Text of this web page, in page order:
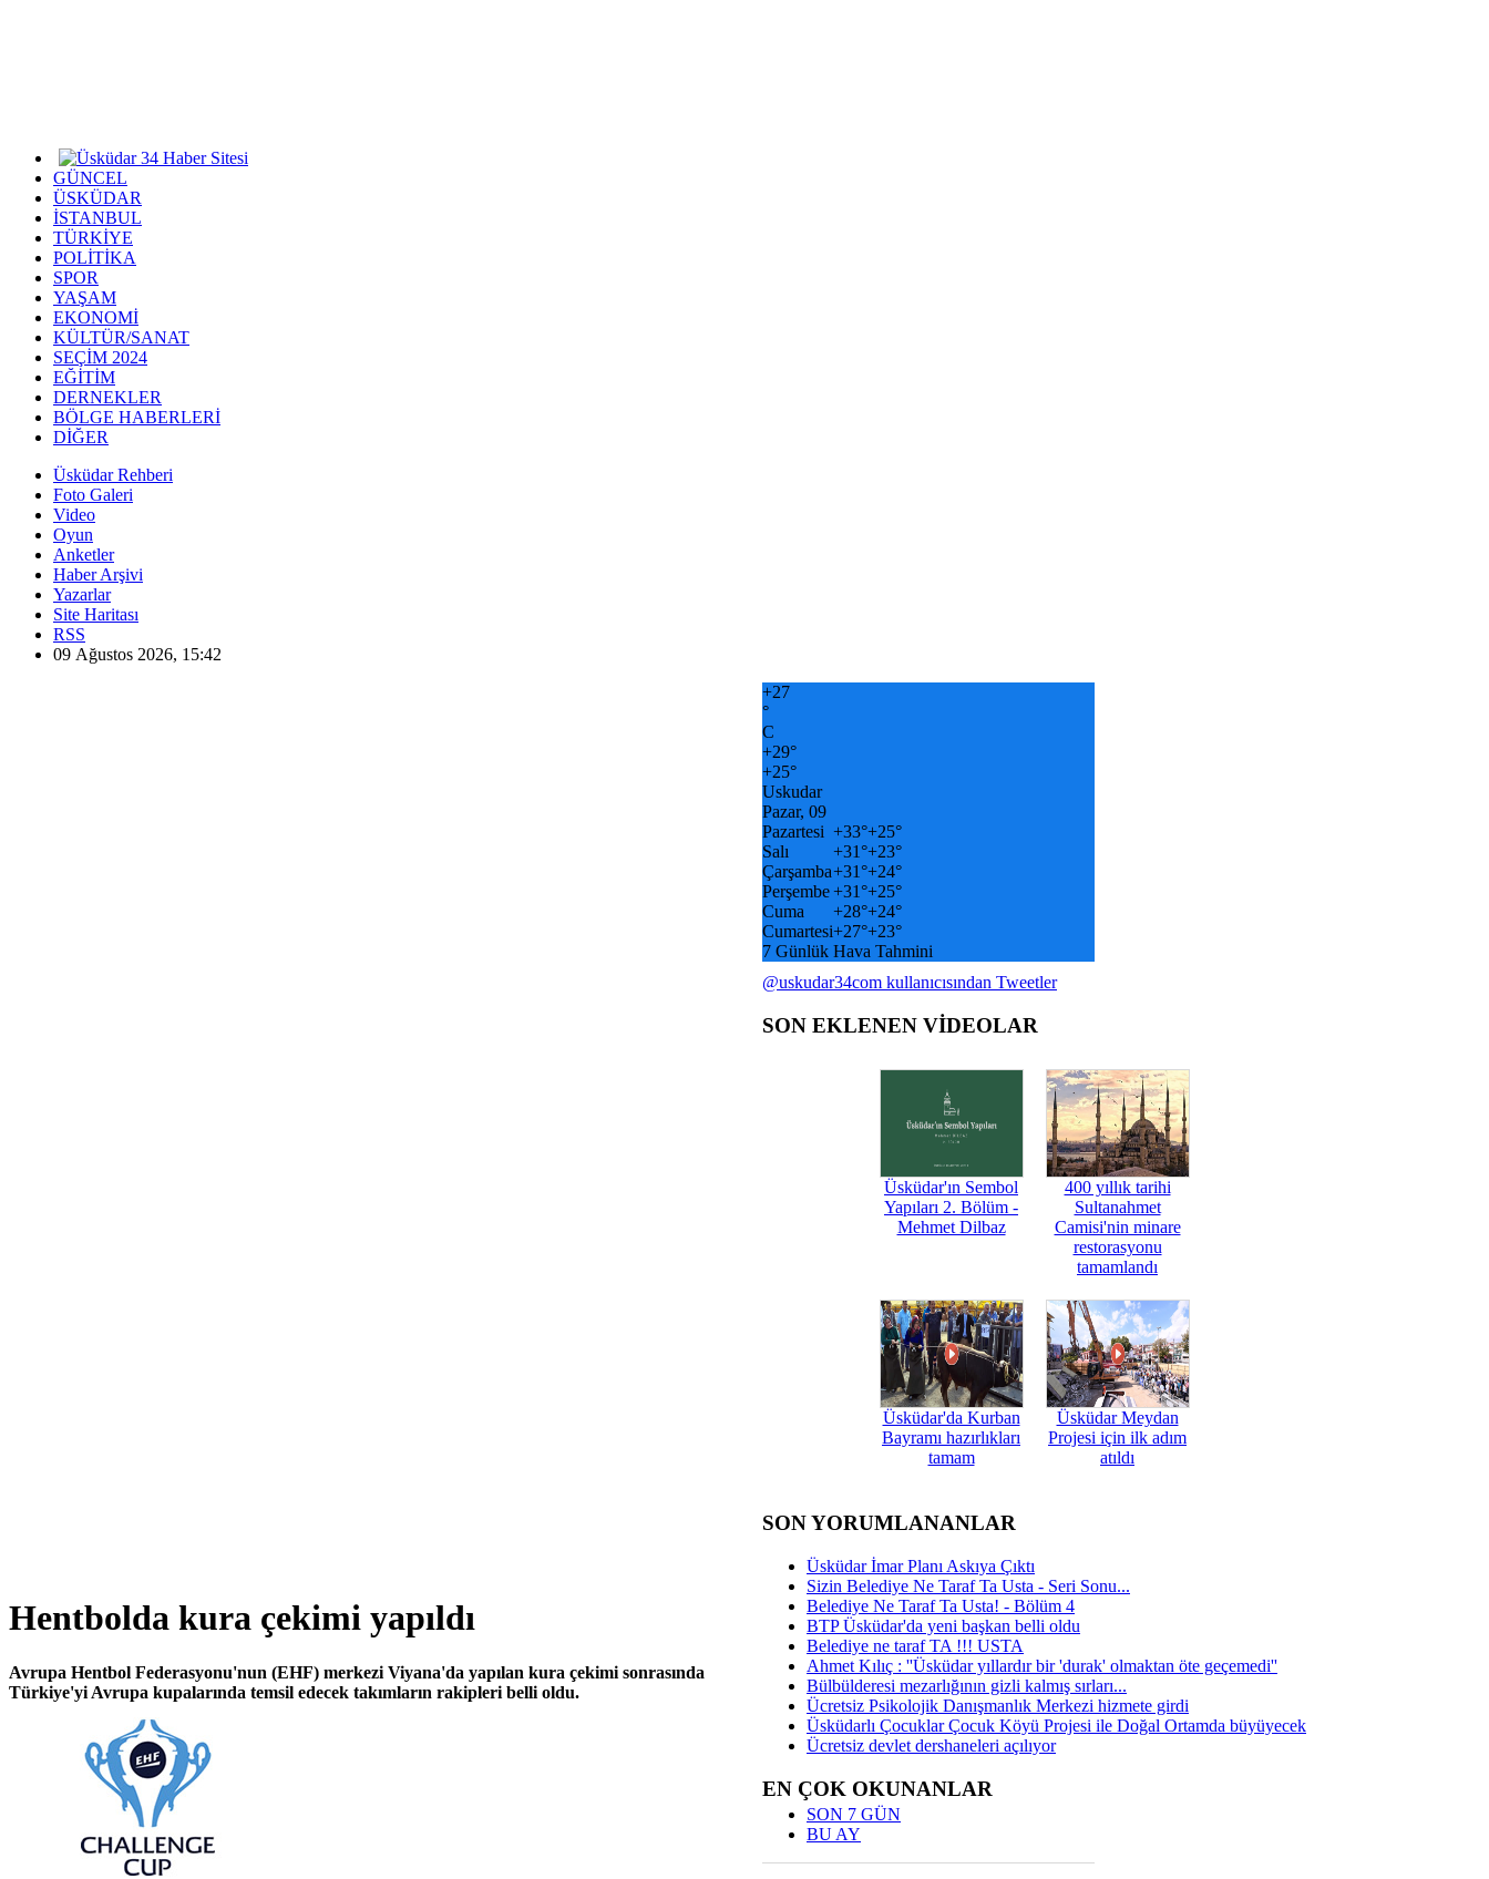
GÜNCEL
ÜSKÜDAR
İSTANBUL
TÜRKİYE
POLİTİKA
SPOR
YAŞAM
EKONOMİ
KÜLTÜR/SANAT
SEÇİM 2024
EĞİTİM
DERNEKLER
BÖLGE HABERLERİ
DİĞER
Üsküdar Rehberi
Foto Galeri
Video
Oyun
Anketler
Haber Arşivi
Yazarlar
Site Haritası
RSS
09 Ağustos 2026, 15:42
Hentbolda kura çekimi yapıldı
Avrupa Hentbol Federasyonu'nun (EHF) merkezi Viyana'da yapılan kura çekimi sonrasında
Türkiye'yi Avrupa kupalarında temsil edecek takımların rakipleri belli oldu.
+27
°
C
+29°
+25°
Uskudar
Pazar, 09
Pazartesi +33°+25°
Salı
+31°+23°
Çarşamba+31°+24°
Perşembe+31°+25°
Cuma
+28°+24°
Cumartesi+27°+23°
7 Günlük Hava Tahmini
@uskudar34com kullanıcısından Tweetler
SON EKLENEN VİDEOLAR
Üsküdar'ın Sembol
Yapıları 2. Bölüm -
Mehmet Dilbaz
400 yıllık tarihi
Sultanahmet
Camisi'nin minare
restorasyonu
tamamlandı
Üsküdar'da Kurban
Bayramı hazırlıkları
tamam
Üsküdar Meydan
Projesi için ilk adım
atıldı
SON YORUMLANANLAR
Üsküdar İmar Planı Askıya Çıktı
Sizin Belediye Ne Taraf Ta Usta - Seri Sonu...
Belediye Ne Taraf Ta Usta! - Bölüm 4
BTP Üsküdar'da yeni başkan belli oldu
Belediye ne taraf TA !!! USTA
Ahmet Kılıç : ''Üsküdar yıllardır bir 'durak' olmaktan öte geçemedi''
Bülbülderesi mezarlığının gizli kalmış sırları...
Ücretsiz Psikolojik Danışmanlık Merkezi hizmete girdi
Üsküdarlı Çocuklar Çocuk Köyü Projesi ile Doğal Ortamda büyüyecek
Ücretsiz devlet dershaneleri açılıyor
EN ÇOK OKUNANLAR
SON 7 GÜN
BU AY